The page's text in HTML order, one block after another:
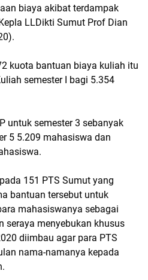
biaya akibat terdampak
LLDikti Sumut Prof Dian
kuota bantuan biaya kuliah itu
semester I bagi 5.354
untuk semester 3 sebanyak
5 5.209 mahasiswa dan
151 PTS Sumut yang
bantuan tersebut untuk
mahasiswanya sebagai
seraya menyebukan khusus
diimbau agar para PTS
nama-namanya kepada